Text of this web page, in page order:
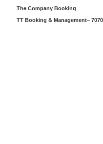
The Company Booking
TT Booking & Management–